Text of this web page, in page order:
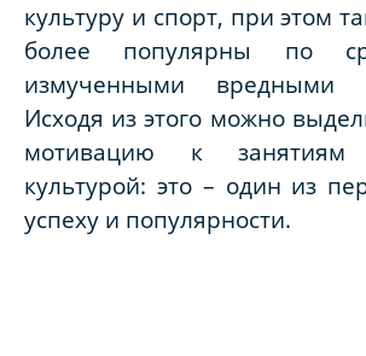
культуру и спорт, при этом
более популярны по
измученными вредными
Исходя из этого можно
мотивацию к
культурой: это – один из
успеху и популярности.